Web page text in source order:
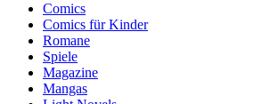
Comics
Comics für Kinder
Romane
Spiele
Magazine
Mangas